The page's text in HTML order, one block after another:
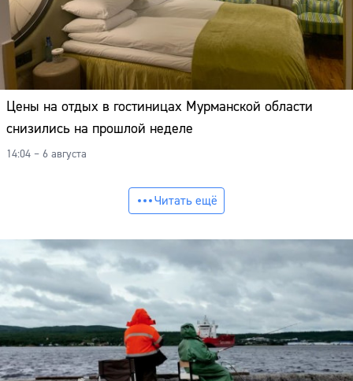
Цены на отдых в гостиницах Мурманской области
снизились на прошлой неделе
14:04 – 6 августа
Читать ещё